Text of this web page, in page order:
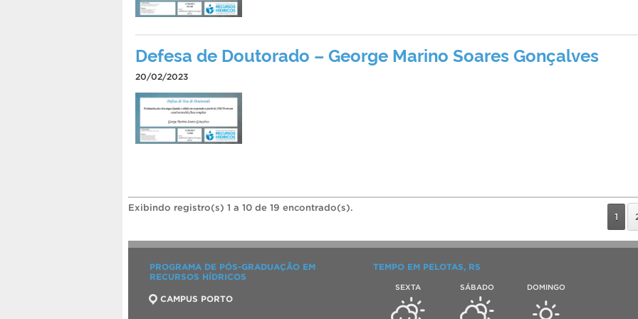
Defesa de Doutorado – George Marino Soares Gonçalves
20/02/2023
Exibindo registro(s) 1 a 10 de 19 encontrado(s).
1
PROGRAMA DE PÓS-GRADUAÇÃO EM
RECURSOS HÍDRICOS
CAMPUS PORTO
TEMPO EM PELOTAS, RS
SEXTA SÁBADO DOMINGO